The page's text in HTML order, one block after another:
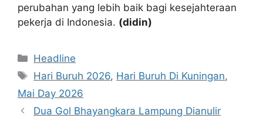
perubahan yang lebih baik bagi kesejahteraan
pekerja di Indonesia. (didin)
Kategori
Headline
Tag
Hari Buruh 2026, Hari Buruh Di Kuningan,
Mai Day 2026
Dua Gol Bhayangkara Lampung Dianulir